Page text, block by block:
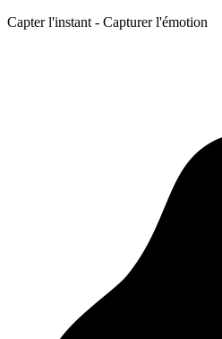
Capter l'instant - Capturer l'émotion